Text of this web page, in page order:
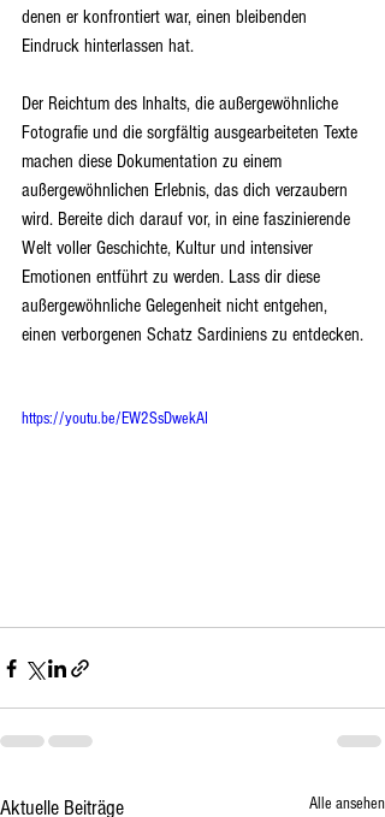
denen er konfrontiert war, einen bleibenden
Eindruck hinterlassen hat.
Der Reichtum des Inhalts, die außergewöhnliche
Fotografie und die sorgfältig ausgearbeiteten Texte
machen diese Dokumentation zu einem
außergewöhnlichen Erlebnis, das dich verzaubern
wird. Bereite dich darauf vor, in eine faszinierende
Welt voller Geschichte, Kultur und intensiver
Emotionen entführt zu werden. Lass dir diese
außergewöhnliche Gelegenheit nicht entgehen,
einen verborgenen Schatz Sardiniens zu entdecken.
https://youtu.be/EW2SsDwekAI
Aktuelle Beiträge Alle ansehen